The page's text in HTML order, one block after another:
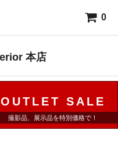
0
本店
OUTLET SALE
撮影品、展示品を特別価格で！